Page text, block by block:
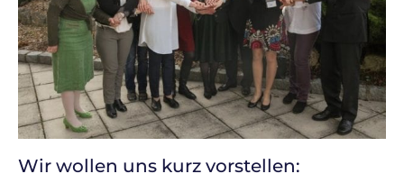
Wir wollen uns kurz vorstellen: